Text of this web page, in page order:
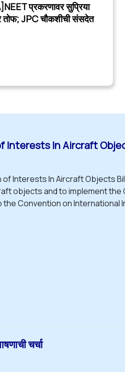
प्रकरणावर सुप्रिया
तोफ; JPC चौकशीची संसदेत
Interests In Aircraft
Interests In Aircraft Objects
objects and to implement the
Convention on International
चर्चा